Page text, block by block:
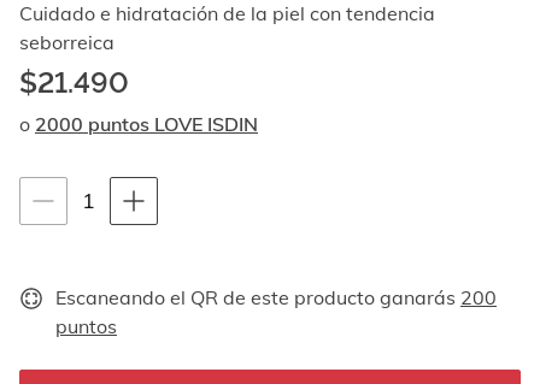
navegar
las
arriba
abajo
muestran
uno.
caso
Cuidado e hidratación de la piel con tendencia
seborreica
$21.490
o 2000 puntos LOVE ISDIN
Instrucciones de navegación por teclado
1
unidades
Escaneando el QR de este producto ganarás 200
puntos